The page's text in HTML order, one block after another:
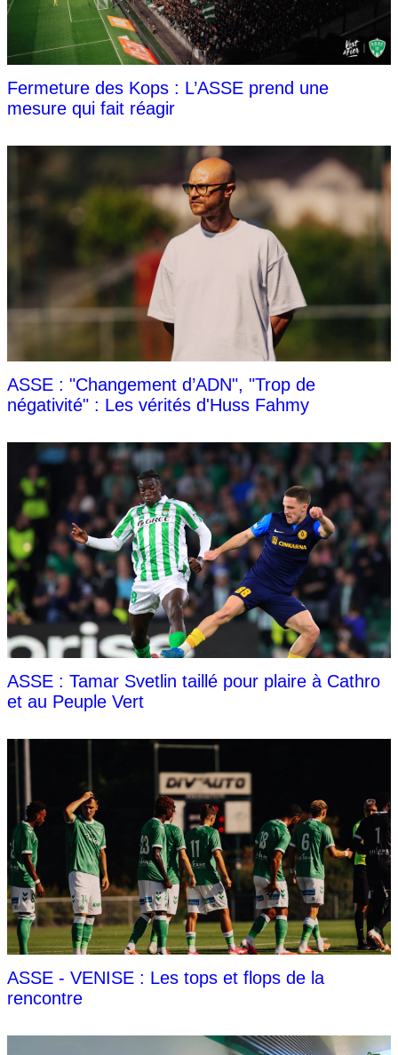
Fermeture des Kops : L’ASSE prend une
mesure qui fait réagir
ASSE : "Changement d’ADN", "Trop de
négativité" : Les vérités d'Huss Fahmy
ASSE : Tamar Svetlin taillé pour plaire à Cathro
et au Peuple Vert
ASSE - VENISE : Les tops et flops de la
rencontre